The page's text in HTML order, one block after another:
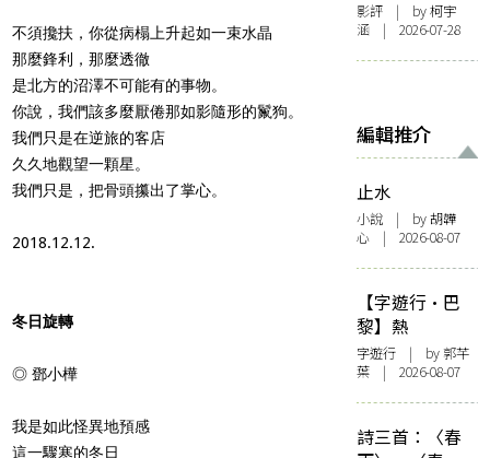
不須攙扶，你從病榻上升起如一束水晶
那麼鋒利，那麼透徹
是北方的沼澤不可能有的事物。
你說，我們該多麼厭倦那如影隨形的鬣狗。
我們只是在逆旅的客店
久久地觀望一顆星。
我們只是，把骨頭攥出了掌心。
2018.12.12.
冬日旋轉
◎ 鄧小樺
我是如此怪異地預感
這一驟寒的冬日
影評 | by 柯宇
涵 | 2026-07-28
編輯推介
止水
小說 | by 胡韡
心 | 2026-08-07
【字遊行·巴
黎】熱
字遊行 | by 郭芊
葉 | 2026-08-07
詩三首：〈春